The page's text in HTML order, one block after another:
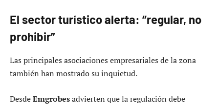
El sector turístico alerta: “regular, no
prohibir”
Las principales asociaciones empresariales de la zona
también han mostrado su inquietud.
DesdeEmgrobesadvierten que la regulación debe